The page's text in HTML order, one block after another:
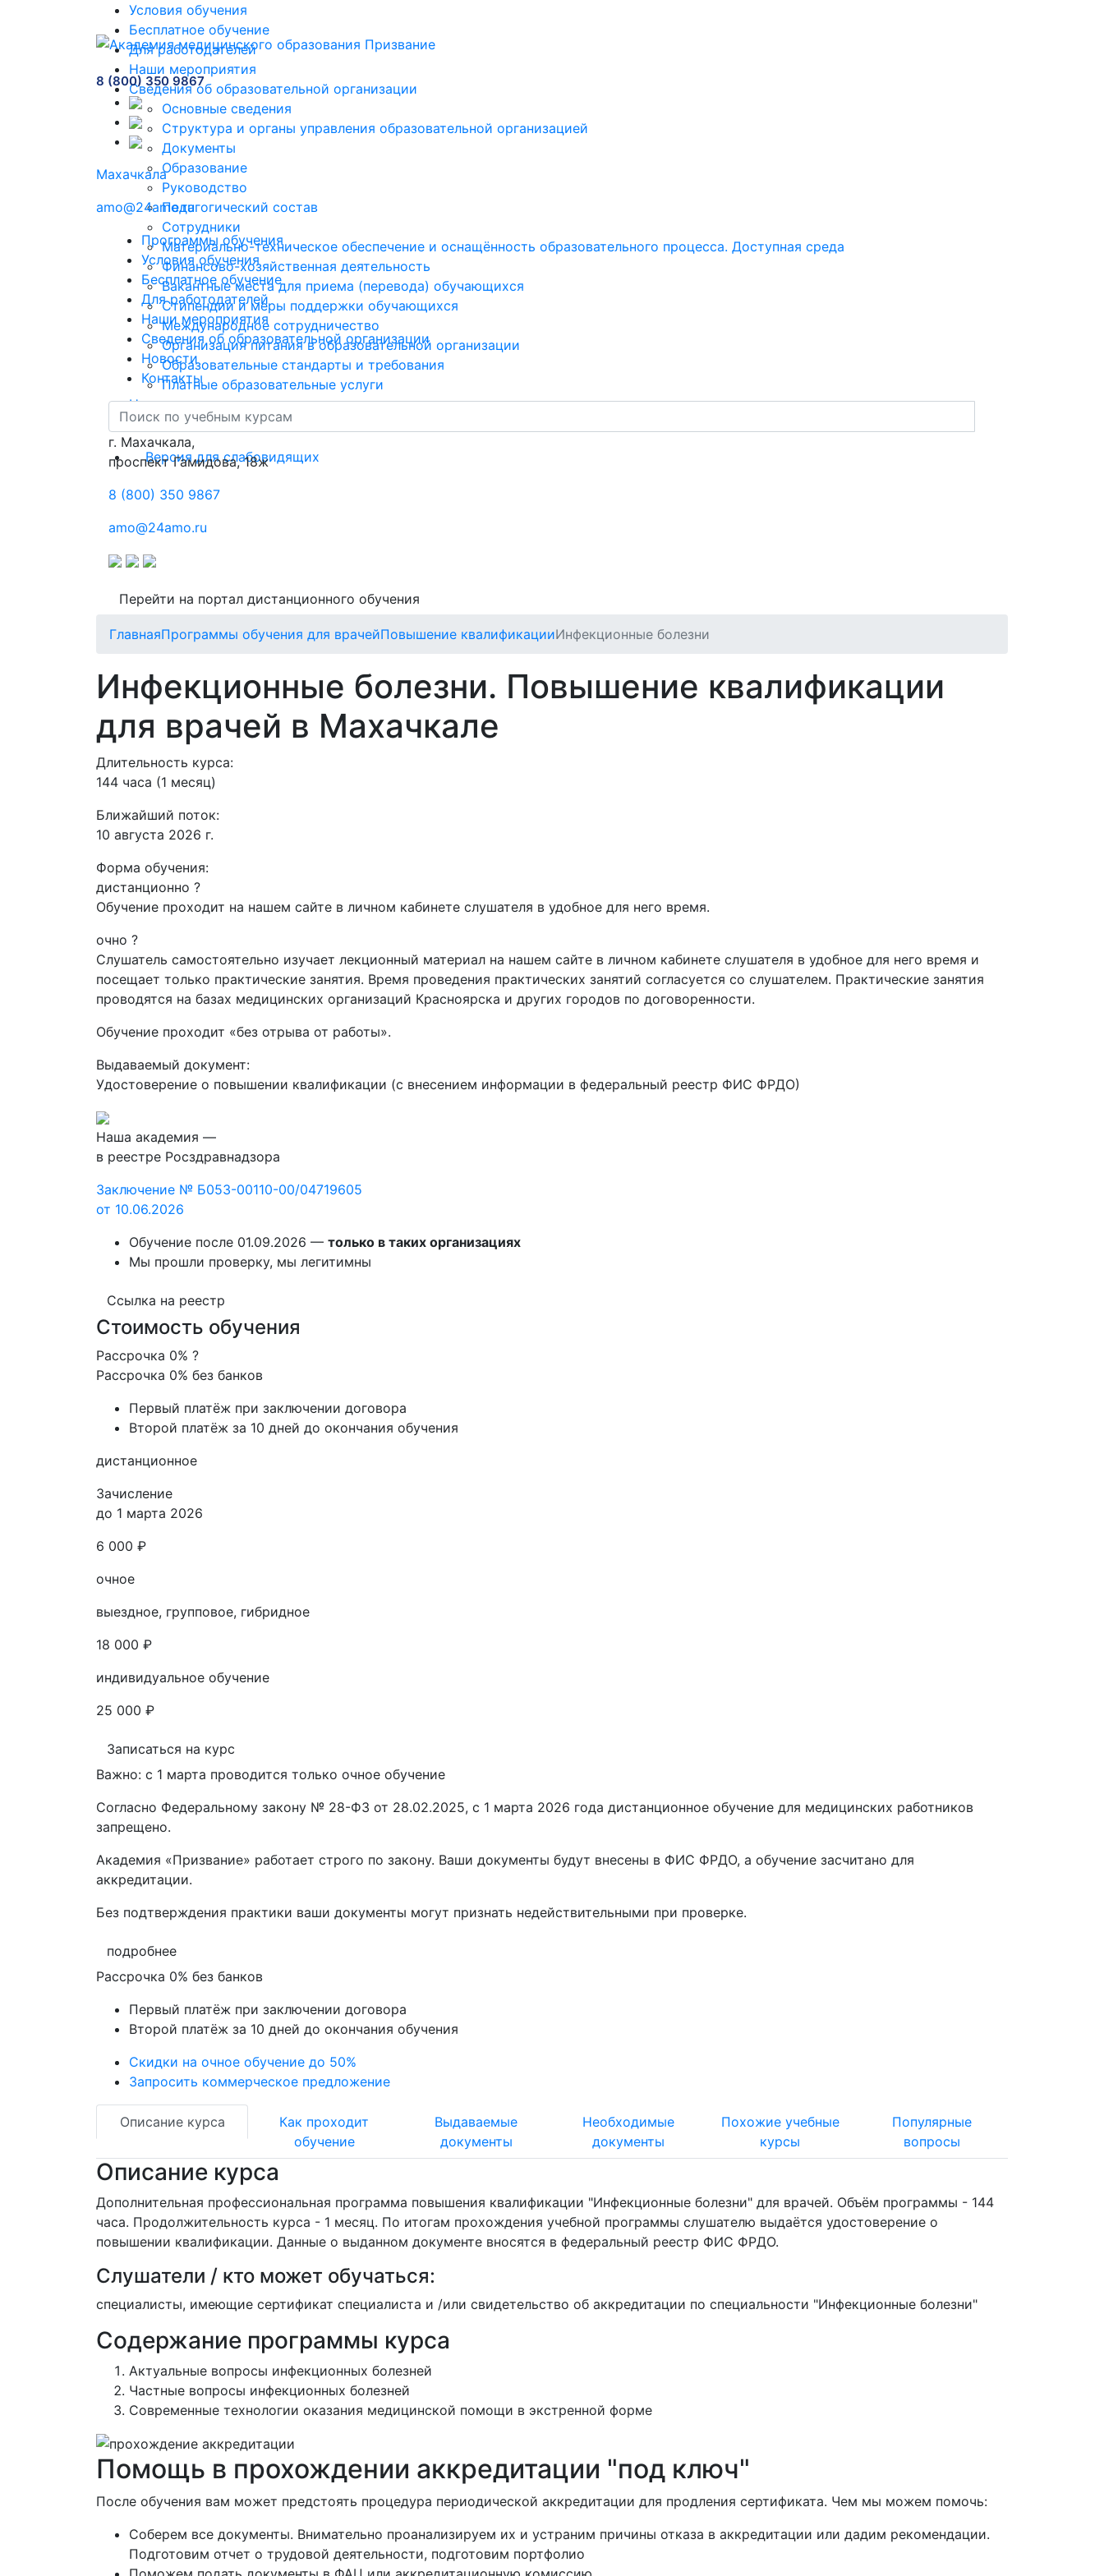
Условия обучения
Бесплатное обучение
Для работодателей
Наши мероприятия
Сведения об образовательной организации
Основные сведения
Структура и органы управления образовательной организацией
Документы
Образование
Руководство
Педагогический состав
Сотрудники
Материально-техническое обеспечение и оснащённость образовательного процесса. Доступная среда
Финансово-хозяйственная деятельность
Вакантные места для приема (перевода) обучающихся
Стипендии и меры поддержки обучающихся
Международное сотрудничество
Организация питания в образовательной организации
Образовательные стандарты и требования
Платные образовательные услуги
Новости
Контакты
Версия для слабовидящих
8 (800) 350 9867
Махачкала
amo@24amo.ru
Программы обучения
Условия обучения
Бесплатное обучение
Для работодателей
Наши мероприятия
Сведения об образовательной организации
Новости
Контакты
г. Махачкала,
​проспект Гамидова, 18ж
8 (800) 350 9867
amo@24amo.ru
Перейти на портал дистанционного обучения
ГлавнаяПрограммы обучения для врачейПовышение квалификацииИнфекционные болезни
Инфекционные болезни. Повышение квалификации
для врачей в Махачкале
Длительность курса:
144 часа (1 месяц)
Ближайший поток:
10 августа 2026 г.
Форма обучения:
дистанционно ?
Обучение проходит на нашем сайте в личном кабинете слушателя в удобное для него время.
очно ?
Слушатель самостоятельно изучает лекционный материал на нашем сайте в личном кабинете слушателя в удобное для него время и
посещает только практические занятия. Время проведения практических занятий согласуется со слушателем. Практические занятия
проводятся на базах медицинских организаций Красноярска и других городов по договоренности.
Обучение проходит «без отрыва от работы».
Выдаваемый документ:
Удостоверение о повышении квалификации (с внесением информации в федеральный реестр ФИС ФРДО)
Наша академия —
в реестре Росздравнадзора
Заключение № Б053-00110-00/04719605
от 10.06.2026
Обучение после 01.09.2026 — только в таких организациях
Мы прошли проверку, мы легитимны
Ссылка на реестр
Стоимость обучения
Рассрочка 0% ?
Рассрочка 0% без банков
Первый платёж при заключении договора
Второй платёж за 10 дней до окончания обучения
дистанционное
Зачисление
до 1 марта 2026
6 000 ₽
очное
выездное, групповое, гибридное
18 000 ₽
индивидуальное обучение
25 000 ₽
Записаться на курс
Важно: с 1 марта проводится только очное обучение
Согласно Федеральному закону № 28-ФЗ от 28.02.2025, с 1 марта 2026 года дистанционное обучение для медицинских работников
запрещено.
Академия «Призвание» работает строго по закону. Ваши документы будут внесены в ФИС ФРДО, а обучение засчитано для
аккредитации.
Без подтверждения практики ваши документы могут признать недействительными при проверке.
подробнее
Рассрочка 0% без банков
Первый платёж при заключении договора
Второй платёж за 10 дней до окончания обучения
Скидки на очное обучение до 50%
Запросить коммерческое предложение
Описание курса
Как проходит
обучение
Выдаваемые
документы
Необходимые
документы
Похожие учебные
курсы
Популярные
вопросы
Описание курса
Дополнительная профессиональная программа повышения квалификации "Инфекционные болезни" для врачей. Объём программы - 144
часа. Продолжительность курса - 1 месяц. По итогам прохождения учебной программы слушателю выдаётся удостоверение о
повышении квалификации. Данные о выданном документе вносятся в федеральный реестр ФИС ФРДО.
Слушатели / кто может обучаться:
специалисты, имеющие сертификат специалиста и /или свидетельство об аккредитации по специальности "Инфекционные болезни"
Содержание программы курса
Актуальные вопросы инфекционных болезней
Частные вопросы инфекционных болезней
Современные технологии оказания медицинской помощи в экстренной форме
Помощь в прохождении аккредитации "под ключ"
После обучения вам может предстоять процедура периодической аккредитации для продления сертификата. Чем мы можем помочь:
Соберем все документы. Внимательно проанализируем их и устраним причины отказа в аккредитации или дадим рекомендации.
Подготовим отчет о трудовой деятельности, подготовим портфолио